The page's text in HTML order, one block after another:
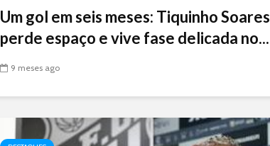
Um gol em seis meses: Tiquinho Soares
perde espaço e vive fase delicada no...
9 meses ago